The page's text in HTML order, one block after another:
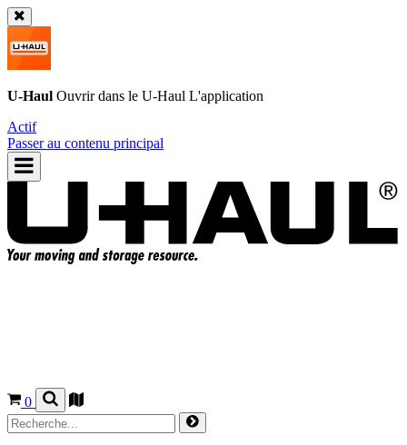
U-Haul Ouvrir dans le U-Haul L'application
Actif
Passer au contenu principal
0